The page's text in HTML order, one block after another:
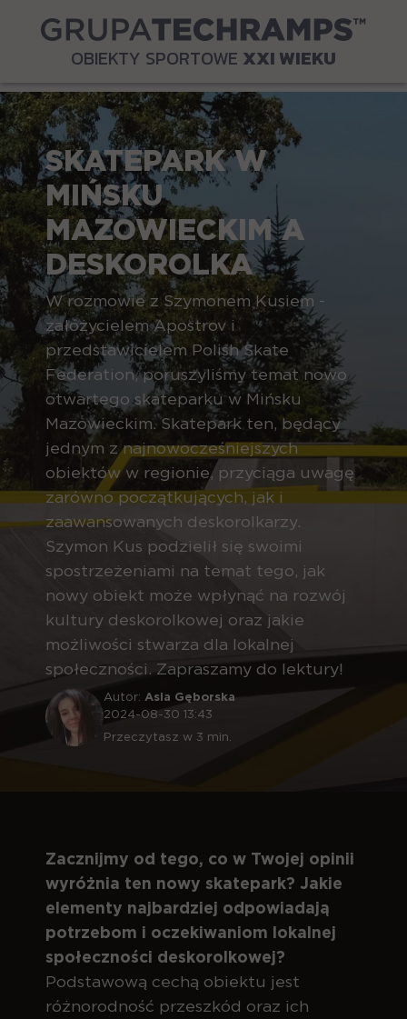
OBIEKTY SPORTOWE XXI WIEKU
SKATEPARK W
MIŃSKU
MAZOWIECKIM A
DESKOROLKA
W rozmowie z Szymonem Kusiem -
załóżycielem Apostrov i
przedstawicielem Polish Skate
Federation, poruszyliśmy temat nowo
otwartego skateparku w Mińsku
Mazowieckim. Skatepark ten, będący
jednym z najnowocześniejszych
obiektów w regionie, przyciąga uwagę
zarówno początkujących, jak i
zaawansowanych deskorolkarzy.
Szymon Kus podzielił się swoimi
spostrzeżeniami na temat tego, jak
nowy obiekt może wpłynąć na rozwój
kultury deskorolkowej oraz jakie
możliwości stwarza dla lokalnej
społeczności. Zapraszamy do lektury!
Autor: Asia Gęborska
2024-08-30 13:43
Przeczytasz w 3 min.
Zacznijmy od tego, co w Twojej opinii
wyróżnia ten nowy skatepark? Jakie
elementy najbardziej odpowiadają
potrzebom i oczekiwaniom lokalnej
społeczności deskorolkowej?
Podstawową cechą obiektu jest
różnorodność przeszkód oraz ich